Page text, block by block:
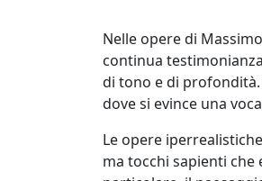
Bortolossi
Andrea
Boscaro
Nelle opere di
continua
di tono e di
dove si evince una
Le opere
ma tocchi sapienti che